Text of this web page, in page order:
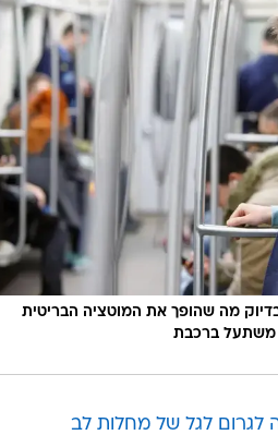
מה שהופך את המוטציה הבריטית
משתעל ברכבת
לגרום לגל של מחלות לב